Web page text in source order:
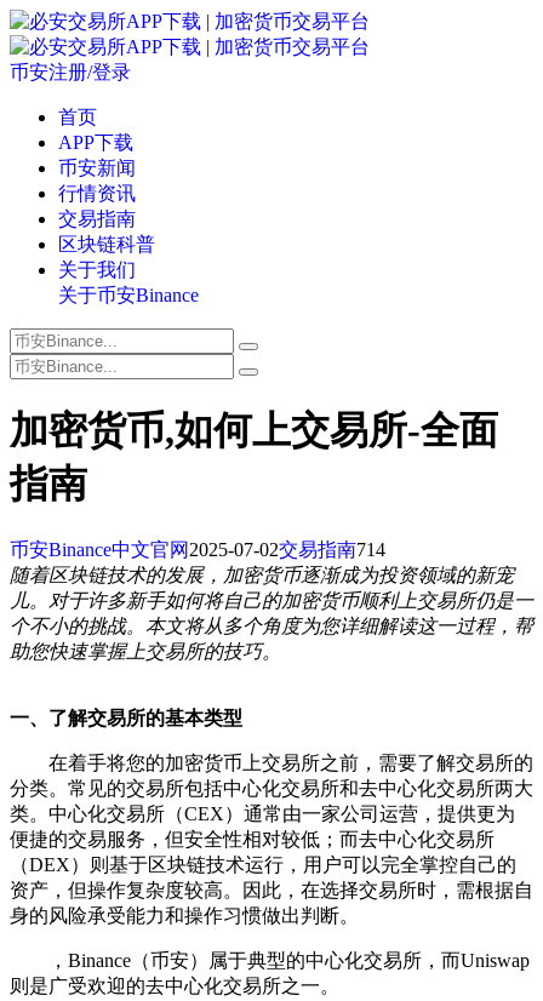
币安注册/登录
首页
APP下载
币安新闻
行情资讯
交易指南
区块链科普
关于我们
关于币安Binance
加密货币,如何上交易所-全面
指南
币安Binance中文官网 2025-07-02交易指南714
随着区块链技术的发展，加密货币逐渐成为投资领域的新宠
儿。对于许多新手如何将自己的加密货币顺利上交易所仍是一
个不小的挑战。本文将从多个角度为您详细解读这一过程，帮
助您快速掌握上交易所的技巧。
一、了解交易所的基本类型
在着手将您的加密货币上交易所之前，需要了解交易所的
分类。常见的交易所包括中心化交易所和去中心化交易所两大
类。中心化交易所（CEX）通常由一家公司运营，提供更为
便捷的交易服务，但安全性相对较低；而去中心化交易所
（DEX）则基于区块链技术运行，用户可以完全掌控自己的
资产，但操作复杂度较高。因此，在选择交易所时，需根据自
身的风险承受能力和操作习惯做出判断。
，Binance（币安）属于典型的中心化交易所，而Uniswap
则是广受欢迎的去中心化交易所之一。